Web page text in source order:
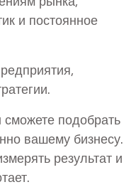
и постоянное
подобрать
вашему бизнесу.
результат и